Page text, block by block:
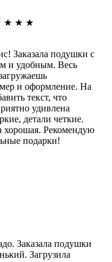
★ ★ ★
Заказала подушки с
и удобным. Весь
и оформление. На
текст, что
удивлена
детали четкие.
хорошая. Рекомендую
подарки!
Заказала подушки
Загрузила